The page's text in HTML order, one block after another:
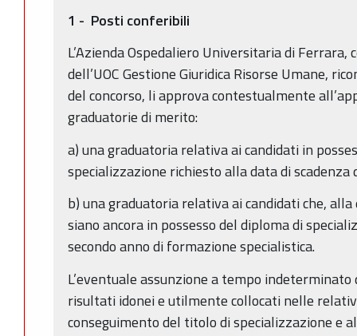
1 - Posti conferibili
L’Azienda Ospedaliero Universitaria di
dell’UOC Gestione Giuridica Risorse Umane,
del concorso, li approva contestualmente
graduatorie di merito:
a) una graduatoria relativa ai candidati in
specializzazione richiesto alla data di scadenza
b) una graduatoria relativa ai candidati che,
siano ancora in possesso del diploma di
secondo anno di formazione specialistica.
L’eventuale assunzione a tempo
risultati idonei e utilmente collocati nelle
conseguimento del titolo di specializzazione e